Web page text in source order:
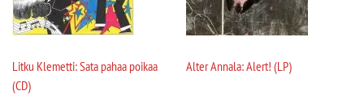
Litku Klemetti: Sata pahaa poikaa
(CD)
Alter Annala: Alert! (LP)